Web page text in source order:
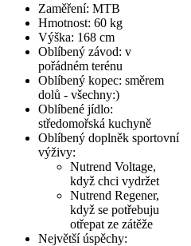
Zaměření: MTB
Hmotnost: 60 kg
Výška: 168 cm
Oblíbený závod: v
pořádném terénu
Oblíbený kopec: směrem
dolů - všechny:)
Oblíbené jídlo:
středomořská kuchyně
Oblíbený doplněk sportovní
výživy:
Nutrend Voltage,
když chci vydržet
Nutrend Regener,
když se potřebuju
otřepat ze zátěže
Největší úspěchy: